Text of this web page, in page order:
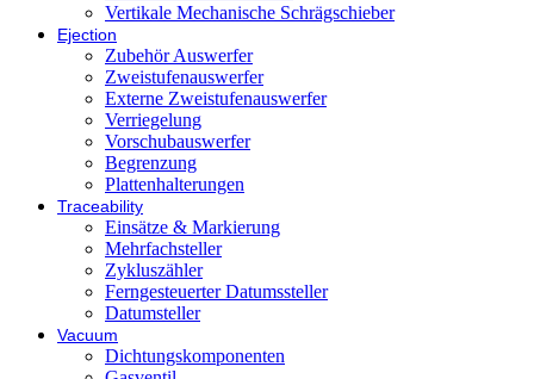
Vertikale Mechanische Schrägschieber
Ejection
Zubehör Auswerfer
Zweistufenauswerfer
Externe Zweistufenauswerfer
Verriegelung
Vorschubauswerfer
Begrenzung
Plattenhalterungen
Traceability
Einsätze & Markierung
Mehrfachsteller
Zykluszähler
Ferngesteuerter Datumssteller
Datumsteller
Vacuum
Dichtungskomponenten